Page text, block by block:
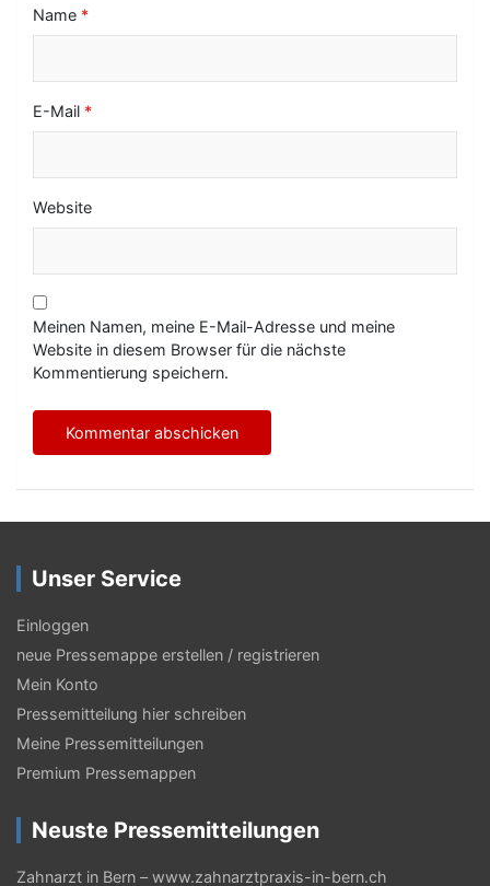
Name *
E-Mail *
Website
Meinen Namen, meine E-Mail-Adresse und meine
Website in diesem Browser für die nächste
Kommentierung speichern.
Unser Service
Einloggen
neue Pressemappe erstellen / registrieren
Mein Konto
Pressemitteilung hier schreiben
Meine Pressemitteilungen
Premium Pressemappen
Neuste Pressemitteilungen
Zahnarzt in Bern – www.zahnarztpraxis-in-bern.ch